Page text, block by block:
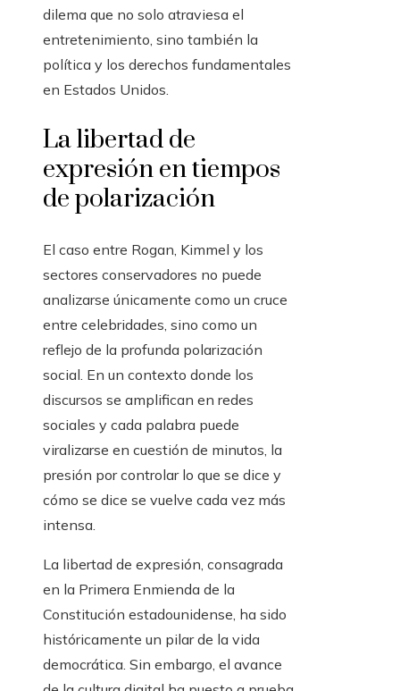
dilema que no solo atraviesa el
entretenimiento, sino también la
política y los derechos fundamentales
en Estados Unidos.
La libertad de
expresión en tiempos
de polarización
El caso entre Rogan, Kimmel y los
sectores conservadores no puede
analizarse únicamente como un cruce
entre celebridades, sino como un
reflejo de la profunda polarización
social. En un contexto donde los
discursos se amplifican en redes
sociales y cada palabra puede
viralizarse en cuestión de minutos, la
presión por controlar lo que se dice y
cómo se dice se vuelve cada vez más
intensa.
La libertad de expresión, consagrada
en la Primera Enmienda de la
Constitución estadounidense, ha sido
históricamente un pilar de la vida
democrática. Sin embargo, el avance